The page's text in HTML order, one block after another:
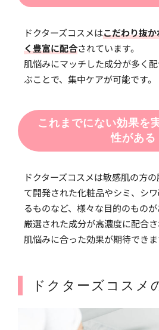
ドクターズコスメはこだわり抜
く豊富に配合されています。
肌悩みにマッチした成分が多く
ぶことで、集中ケアが可能です。
これまでにない効果を
性がある
ドクターズコスメは敏感肌の方
て開発された化粧品やシミ、シ
るものなど、様々な目的のものが
厳選された成分が高濃度に配合さ
肌悩みに合った効果が期待できま
ドクターズコスメ